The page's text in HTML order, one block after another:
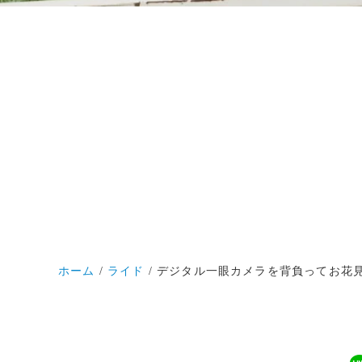
ホーム ライド デジタル一眼カメラを背負ってお花